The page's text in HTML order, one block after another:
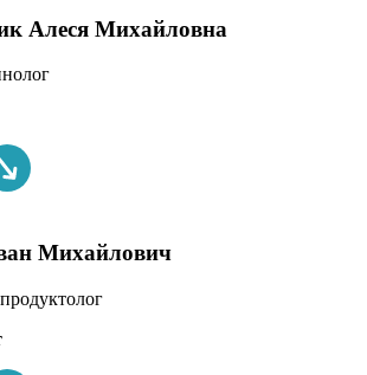
Алеся Михайловна
Михайлович